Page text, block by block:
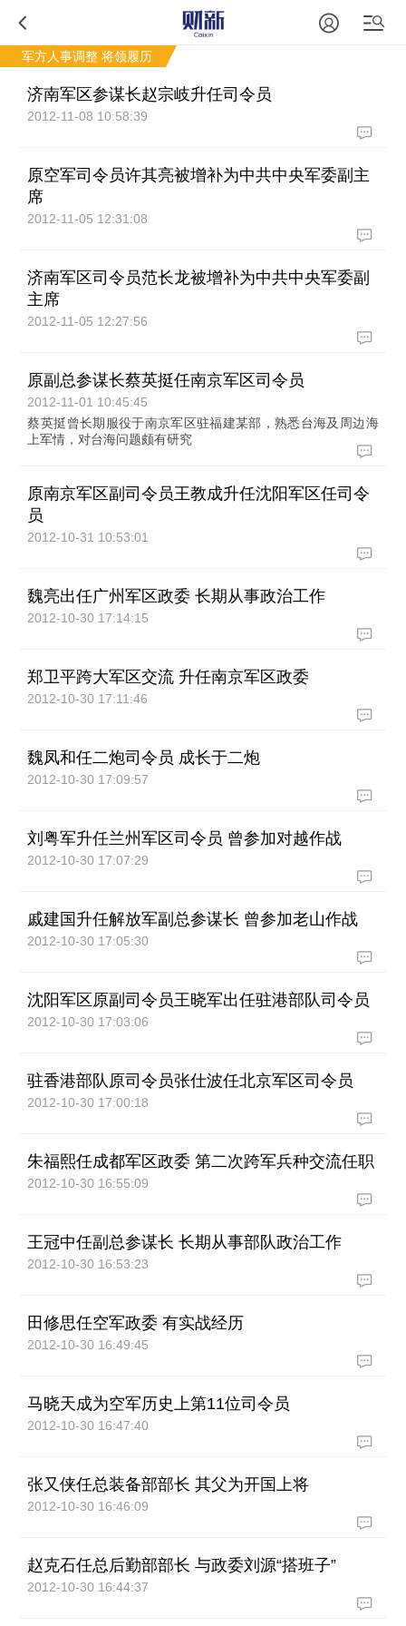
军方人事调整 将领履历
济南军区参谋长赵宗岐升任司令员
2012-11-08 10:58:39
原空军司令员许其亮被增补为中共中央军委副主
席
2012-11-05 12:31:08
济南军区司令员范长龙被增补为中共中央军委副
主席
2012-11-05 12:27:56
原副总参谋长蔡英挺任南京军区司令员
2012-11-01 10:45:45
蔡英挺曾长期服役于南京军区驻福建某部，熟悉台海及周边海
上军情，对台海问题颇有研究
原南京军区副司令员王教成升任沈阳军区任司令
员
2012-10-31 10:53:01
魏亮出任广州军区政委 长期从事政治工作
2012-10-30 17:14:15
郑卫平跨大军区交流 升任南京军区政委
2012-10-30 17:11:46
魏凤和任二炮司令员 成长于二炮
2012-10-30 17:09:57
刘粤军升任兰州军区司令员 曾参加对越作战
2012-10-30 17:07:29
戚建国升任解放军副总参谋长 曾参加老山作战
2012-10-30 17:05:30
沈阳军区原副司令员王晓军出任驻港部队司令员
2012-10-30 17:03:06
驻香港部队原司令员张仕波任北京军区司令员
2012-10-30 17:00:18
朱福熙任成都军区政委 第二次跨军兵种交流任职
2012-10-30 16:55:09
王冠中任副总参谋长 长期从事部队政治工作
2012-10-30 16:53:23
田修思任空军政委 有实战经历
2012-10-30 16:49:45
马晓天成为空军历史上第11位司令员
2012-10-30 16:47:40
张又侠任总装备部部长 其父为开国上将
2012-10-30 16:46:09
赵克石任总后勤部部长 与政委刘源“搭班子”
2012-10-30 16:44:37